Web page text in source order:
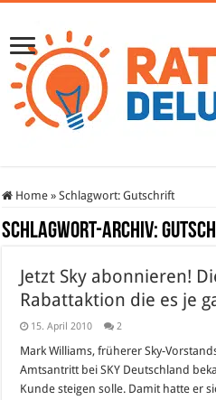
Home » Schlagwort:Gutschrift
Schlagwort-Archiv:
Jetzt Sky abonnieren!
Rabattaktion die es je
15. April 2010 2
Mark Williams, früherer Sky-
Amtsantritt bei SKY Deutschland
Kunde steigen solle. Damit hatte er